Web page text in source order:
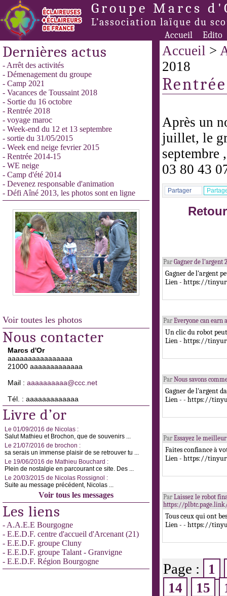
Groupe Marcs
L’association laïque du
Accueil Edito
Dernières actus
- Arrêt des activités
- Démenagement du groupe
- Camp 2021
- Vacances de Toussaint 2018
- Sortie du 16 octobre
- Rentrée 2018
- voyage maroc
- Week-end du 12 et 13 septembre
- sortie du 31/05/2015
- Week end neige fevrier 2015
- Rentrée 2014-15
- WE neige
- Camp d'été 2014
- Devenez responsable d'animation
- Défi Aîné 2013, les photos sont en ligne
Voir toutes les photos
Nous contacter
Marcs d'Or
aaaaaaaaaaaaaaaa
21000 aaaaaaaaaaaaa
Mail : aaaaaaaaaa@ccc.net
Tél. : aaaaaaaaaaaaa
Livre d’or
Le 01/09/2016 de Nicolas :
Salut Mathieu et Brochon, que de souvenirs ...
Le 21/07/2016 de brochon :
sa serais un immense plaisir de se retrouver tu ...
Le 19/06/2016 de Mathieu Bouchard :
Plein de nostalgie en parcourant ce site. Des ...
Le 20/03/2015 de Nicolas Rossignol :
Suite au message précédent, Nicolas ...
Voir tous les messages
Les liens
- A.A.E.E Bourgogne
- E.E.D.F. centre d'accueil d'Arcenant (21)
- E.E.D.F. groupe Cluny
- E.E.D.F. groupe Talant - Granvigne
- E.E.D.F. Région Bourgogne
Accueil >
2018
Après un
juillet, le
septembre
03 80 43
Partager
Par Gagner de l'argent
Gagner de l'argent
Lien - https://
Par Everyone can
Un clic du robot
Lien - https://
Par Nous savons
Gagner de l'argent
Lien - - https://
Par Essayez le
Faites confiance à
Lien - https://
Par Laissez le robot
https://
Tous ceux qui ont
Lien - - https://
Page :
1
14
15